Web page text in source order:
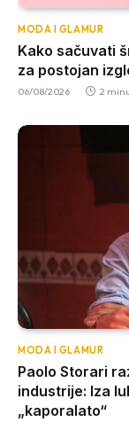
MODA I GLAMUR
Kako sačuvati
za postojan
06/08/2026 2
MODA I GLAMUR
Paolo Storari
industrije: Iza
„kaporalato“